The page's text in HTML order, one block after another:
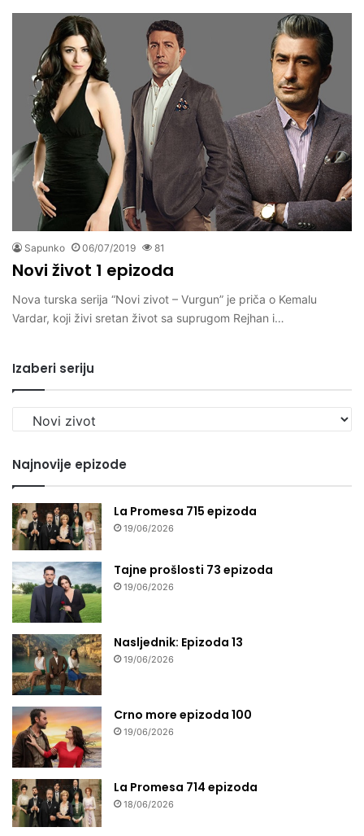
Sapunko 06/07/2019 81
Novi život 1 epizoda
Nova turska serija “Novi zivot – Vurgun” je priča o Kemalu
Vardar, koji živi sretan život sa suprugom Rejhan i…
Izaberi seriju
Izaberi
seriju
Najnovije epizode
La Promesa 715 epizoda
19/06/2026
Tajne prošlosti 73 epizoda
19/06/2026
Nasljednik: Epizoda 13
19/06/2026
Crno more epizoda 100
19/06/2026
La Promesa 714 epizoda
18/06/2026